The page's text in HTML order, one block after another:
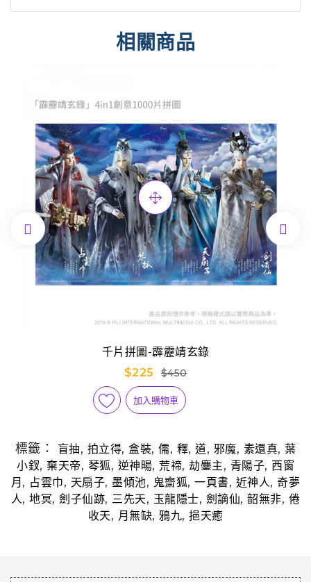
相關商品
千片拼圖-霹靂靖玄錄
$225
$450
加入購物車
 
標籤： 盲抽, 拍立得, 盒裝, 儒, 釋, 道, 邪魔, 素還真, 葉
小釵, 棄天帝, 琴狐, 逆神暘, 荒禘, 劫鏖主, 青陽子, 西窗
月 , 占雲巾, 天扇子, 墨傾池, 鬼齋狐,一頁書, 近神人,奇夢
人,地冥,劍子仙跡, 三先天, 玉龍隱士, 劍謫仙,韶無非, 倦
收天, 月無缺, 鴉九, 挹天癒